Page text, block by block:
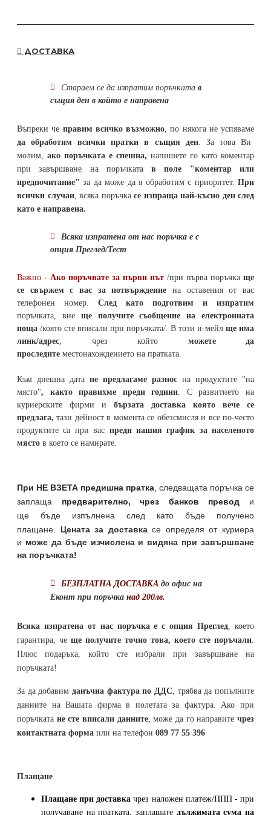
ДОСТАВКА
Стараем се да изпратим поръчката в
същия ден в който е направена
Въпреки че правим всичко възможно , по някога не успяваме
да обработим всички пратки в същия ден. За това Ви
молим, ако поръчката е спешна, напишете го като коментар
при завършване на поръчкатав поле "коментар или
предпочитание" за да може да я обработим с приоритет. При
всички случаи, всяка поръчка се изпраща най-късно ден след
като е направена.
Всяка изпратена от нас поръчка е с
опция Преглед/Тест
Важно - Ако поръчвате за първи път /при първа поръчка ще
се свържем с вас за потвърждение на оставения от вас
телефонен номер
След като подготвим и изпратим
поръчката, вие ще получите съобщение на електронната
поща /която сте вписали при поръчката/. В този и-мейл ще има
линк/адрес , чрез който можете да
проследите местонахождението на пратката
Към днешна дата не предлагаме разнос на продуктите "на
място", както правихме преди години . С развитието на
куриерските фирми и бързата доставка която вече се
предлага, тази дейност в момента се обезсмисля и все по-често
продуктите са при вас преди нашия график за населеното
място в което се намирате.
При НЕ ВЗЕТА предишна пратка следващата поръчка се
заплаща предварително, чрез банков превод и
ще бъде изпълнена след като бъде получено
плащане. Цената за доставкасе определя от куриера
и може да бъде изчислена и видяна при завършване
на поръчката!
БЕЗПЛАТНА ДОСТАВКА до офис на
Еконт при поръчка над 200лв.
Всяка изпратена от нас поръчка е с опция Преглед , което
гарантира, че ще получите точно това, което сте поръчали
Плюс подаръка, който сте избрали при завършване на
поръчката!
За да добавим данъчна фактура по ДДС , трябва да попълните
данните на Вашата фирма в полетата за фактура. Ако при
поръчката не сте вписали данните, може да го направитечрез
контактната форма или на телефон 089 77 55 396
Плащане
Плащане при доставка чрез наложен платеж/ППП - при
получаване на пратката, заплащате дължимата сума на